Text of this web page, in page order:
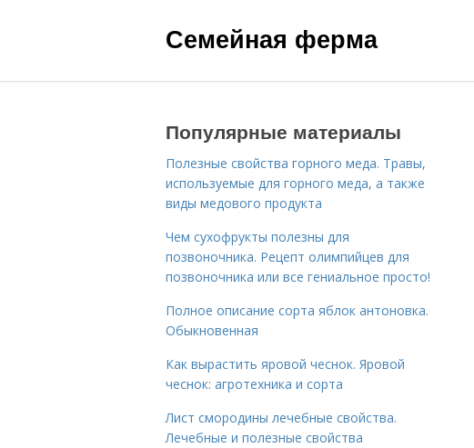
Семейная ферма
Популярные материалы
Полезные свойства горного меда. Травы,
используемые для горного меда, а также
виды медового продукта
Чем сухофрукты полезны для
позвоночника. Рецепт олимпийцев для
позвоночника или все гениальное просто!
Полное описание сорта яблок антоновка.
Обыкновенная
Как вырастить яровой чеснок. Яровой
чеснок: агротехника и сорта
Лист смородины лечебные свойства.
Лечебные и полезные свойства